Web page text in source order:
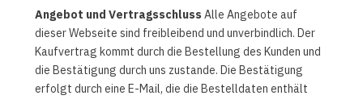
Angebot und VertragsschlussAlle Angebote auf
dieser Webseite sind freibleibend und unverbindlich. Der
Kaufvertrag kommt durch die Bestellung des Kunden und
die Bestätigung durch uns zustande. Die Bestätigung
erfolgt durch eine E-Mail, die die Bestelldaten enthält